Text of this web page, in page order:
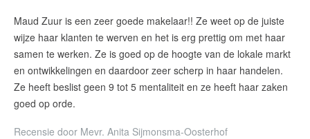
Maud Zuur is een zeer goede makelaar!! Ze weet op de juiste
wijze haar klanten te werven en het is erg prettig om met haar
samen te werken. Ze is goed op de hoogte van de lokale markt
en ontwikkelingen en daardoor zeer scherp in haar handelen.
Ze heeft beslist geen 9 tot 5 mentaliteit en ze heeft haar zaken
goed op orde.
Recensie door Mevr. Anita Sijmonsma-Oosterhof